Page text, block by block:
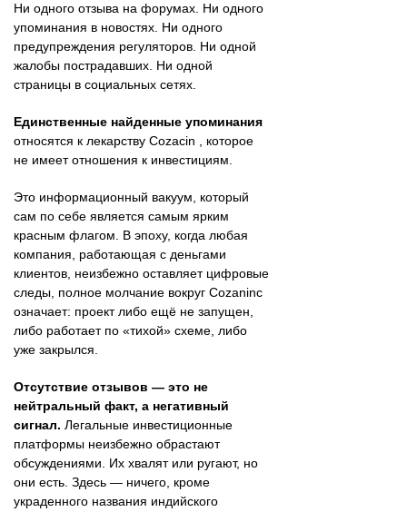
Ни одного отзыва на форумах. Ни одного
упоминания в новостях. Ни одного
предупреждения регуляторов. Ни одной
жалобы пострадавших. Ни одной
страницы в социальных сетях.
Единственные найденные упоминания
относятся к лекарству Cozacin , которое
не имеет отношения к инвестициям.
Это информационный вакуум, который
сам по себе является самым ярким
красным флагом. В эпоху, когда любая
компания, работающая с деньгами
клиентов, неизбежно оставляет цифровые
следы, полное молчание вокруг Cozaninc
означает: проект либо ещё не запущен,
либо работает по «тихой» схеме, либо
уже закрылся.
Отсутствие отзывов — это не
нейтральный факт, а негативный
сигнал. Легальные инвестиционные
платформы неизбежно обрастают
обсуждениями. Их хвалят или ругают, но
они есть. Здесь — ничего, кроме
украденного названия индийского